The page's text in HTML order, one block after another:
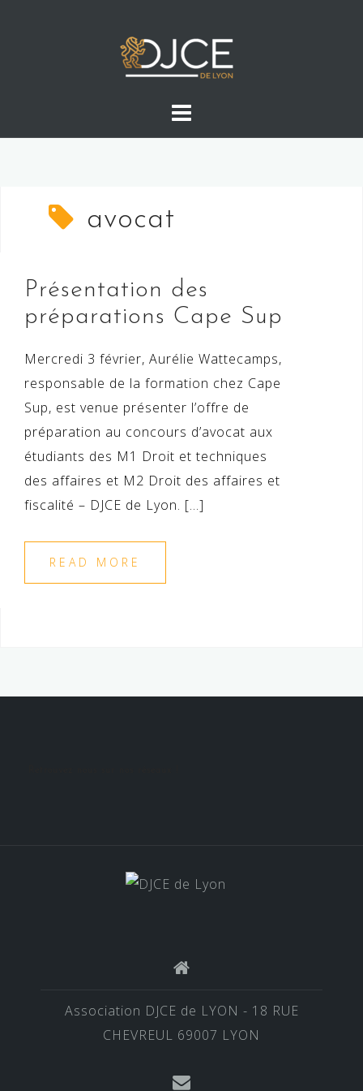
avocat
Présentation des
préparations Cape Sup
Mercredi 3 février, Aurélie Wattecamps,
responsable de la formation chez Cape
Sup, est venue présenter l’offre de
préparation au concours d’avocat aux
étudiants des M1 Droit et techniques
des affaires et M2 Droit des affaires et
fiscalité – DJCE de Lyon. […]
READ MORE
Association DJCE de LYON - 18 RUE
CHEVREUL 69007 LYON